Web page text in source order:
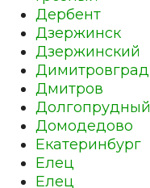
Дербент
Дзержинск
Дзержинский
Димитровград
Дмитров
Долгопрудный
Домодедово
Екатеринбург
Елец
Елец